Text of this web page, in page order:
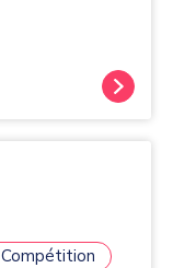
Compétition